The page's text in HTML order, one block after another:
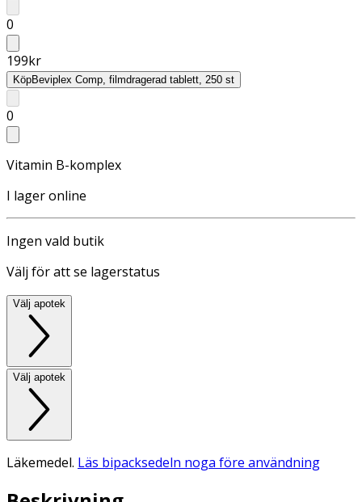
0
199kr
KöpBeviplex Comp, filmdragerad tablett, 250 st
0
Vitamin B-komplex
I lager online
Ingen vald butik
Välj för att se lagerstatus
Välj apotek
Välj apotek
Läkemedel. Läs bipacksedeln noga före användning